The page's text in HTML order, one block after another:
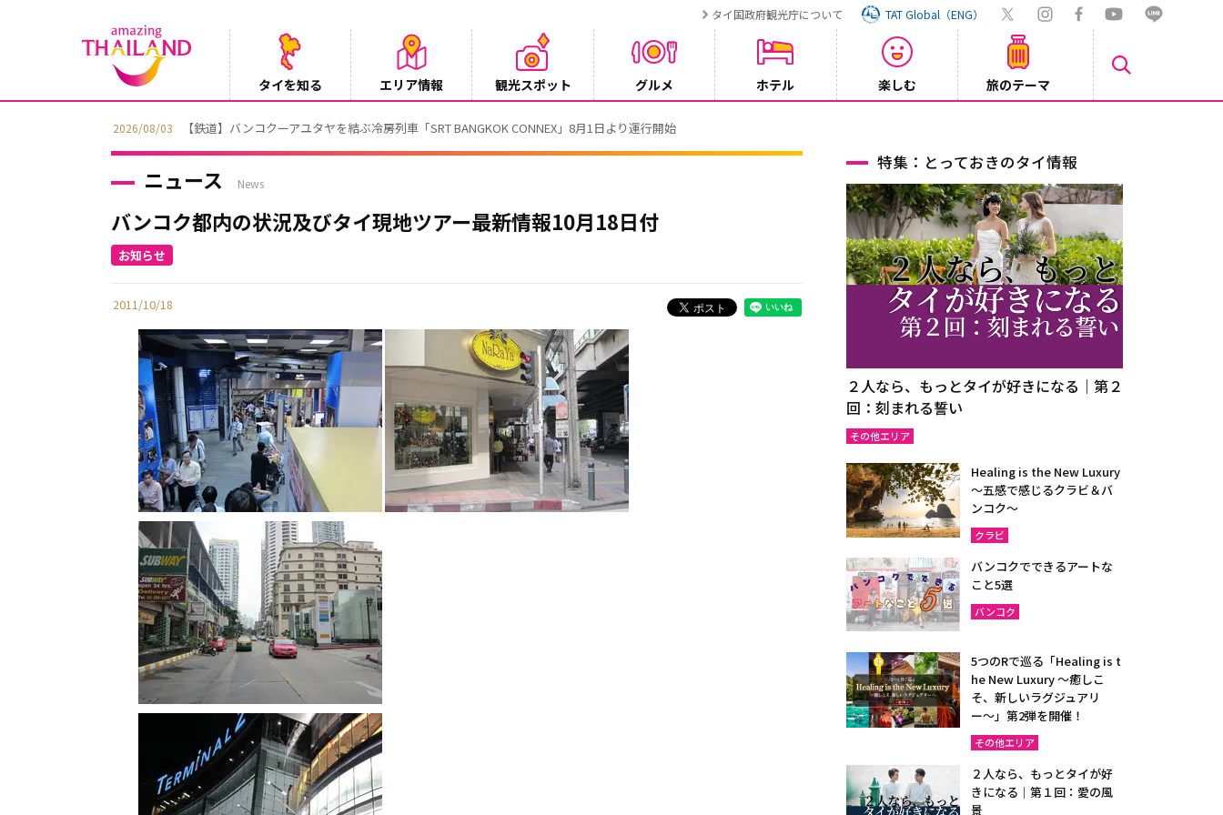
タイ国政府観光庁について TAT Global（ENG）
タイを知る エリア情報 観光スポット グルメ ホテル 楽しむ 旅のテーマ
2026/08/03 【鉄道】バンコクーアユタヤを結ぶ冷房列車「SRT BANGKOK CONNEX」8月1日より運行開始
ニュース News
バンコク都内の状況及びタイ現地ツアー最新情報10月18日付
2011/10/18
特集：とっておきのタイ情報
２人なら、もっとタイが好きになる｜第２
回：刻まれる誓い
その他エリア
Healing is the New Luxury
～五感で感じるクラビ＆バ
ンコク～
クラビ
バンコクでできるアートな
こと5選
バンコク
5つのRで巡る「Healing is t
he New Luxury ～癒しこ
そ、新しいラグジュアリ
ー〜」第2弾を開催！
その他エリア
２人なら、もっとタイが好
きになる｜第１回：愛の風
景